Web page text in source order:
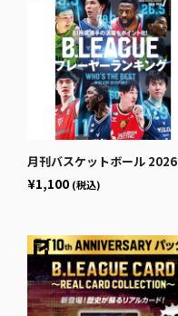
月刊バスケットボール 2026年7月号 (発売日2026年5月25日)
¥1,100 (税込)